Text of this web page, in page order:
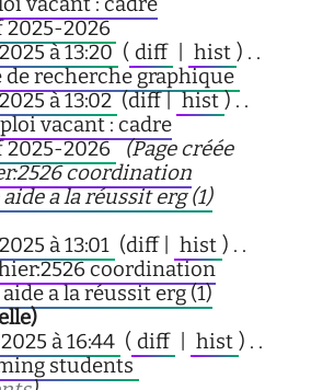
2026
à 13:20 ( diff hist ) . .
de recherche graphique
à 13:02 (diff | hist ) . .
vacant : cadre
2026
(Page créée
coordination
a la réussit erg (1)
à 13:01 (diff | hist ) . .
coordination
a la réussit erg (1)
à 16:44 ( diff hist ) . .
students